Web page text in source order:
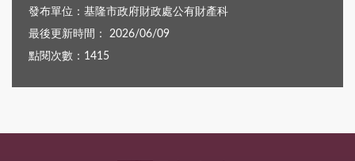
發布單位：基隆市政府財政處公有財產科
最後更新時間： 2026/06/09
點閱次數：1415